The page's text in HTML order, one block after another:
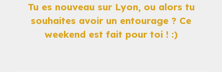
Tu es nouveau sur Lyon, ou alors tu
souhaites avoir un entourage ? Ce
weekend est fait pour toi ! :)